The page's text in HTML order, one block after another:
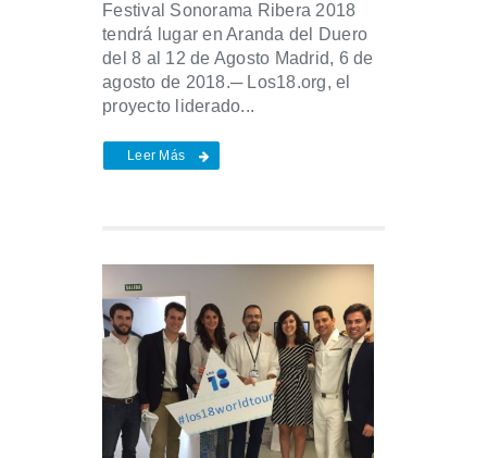
Festival Sonorama Ribera 2018
tendrá lugar en Aranda del Duero
del 8 al 12 de Agosto Madrid, 6 de
agosto de 2018.─ Los18.org, el
proyecto liderado...
Leer Más